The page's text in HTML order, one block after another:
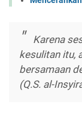
Karena
kesulitan itu,
bersamaan
(Q.S. al-